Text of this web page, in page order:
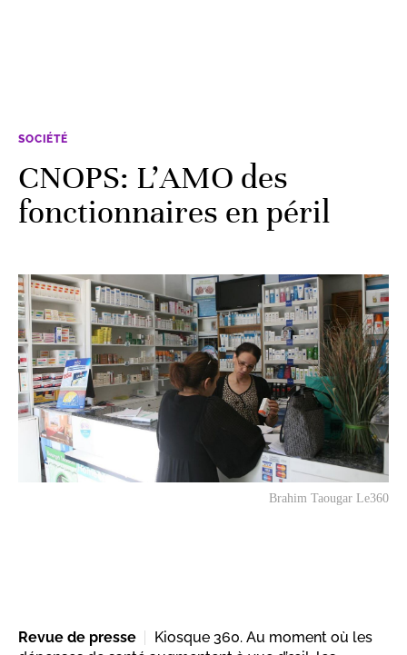
SOCIÉTÉ
CNOPS: L’AMO des
fonctionnaires en péril
Brahim Taougar Le360
Revue de presse
Kiosque 360. Au moment où les